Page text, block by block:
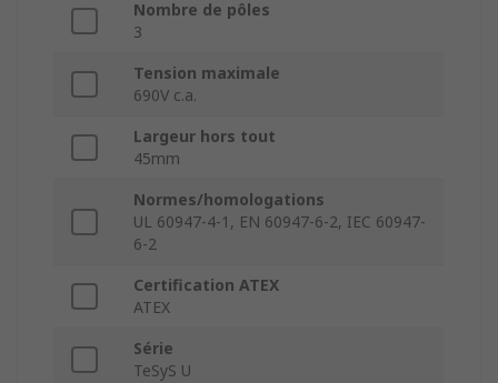
Nombre de pôles
3
Tension maximale
690V c.a.
Largeur hors tout
45mm
Normes/homologations
UL 60947-4-1, EN 60947-6-2, IEC 60947-
6-2
Certification ATEX
ATEX
Série
TeSyS U